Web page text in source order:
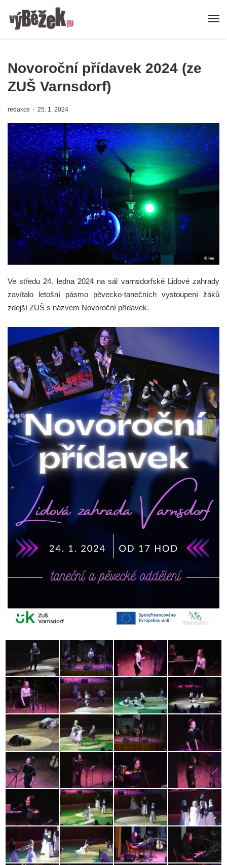
Novoroční přídavek 2024 (ze
ZUŠ Varnsdorf)
redakce 25. 1. 2024
Ve středu 24. ledna 2024 na sál varnsdorfské Lidové zahrady
zavítalo letošní pásmo pěvecko-tanečních vystoupení žáků
zdejší ZUŠ s názvem Novoroční přídavek.